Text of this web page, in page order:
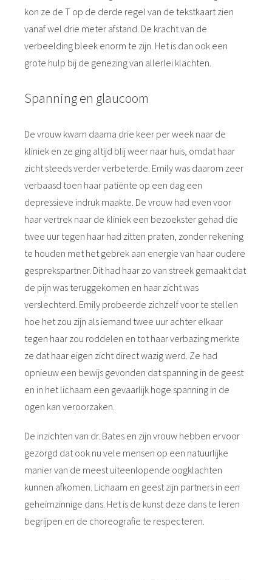
kon ze de T op de derde regel van de tekstkaart zien
vanaf wel drie meter afstand. De kracht van de
verbeelding bleek enorm te zijn. Het is dan ook een
grote hulp bij de genezing van allerlei klachten.
Spanning en glaucoom
De vrouw kwam daarna drie keer per week naar de
kliniek en ze ging altijd blij weer naar huis, omdat haar
zicht steeds verder verbeterde. Emily was daarom zeer
verbaasd toen haar patiënte op een dag een
depressieve indruk maakte. De vrouw had even voor
haar vertrek naar de kliniek een bezoekster gehad die
twee uur tegen haar had zitten praten, zonder rekening
te houden met het gebrek aan energie van haar oudere
gesprekspartner. Dit had haar zo van streek gemaakt dat
de pijn was teruggekomen en haar zicht was
verslechterd. Emily probeerde zichzelf voor te stellen
hoe het zou zijn als iemand twee uur achter elkaar
tegen haar zou roddelen en tot haar verbazing merkte
ze dat haar eigen zicht direct wazig werd. Ze had
opnieuw een bewijs gevonden dat spanning in de geest
en in het lichaam een gevaarlijk hoge spanning in de
ogen kan veroorzaken.
De inzichten van dr. Bates en zijn vrouw hebben ervoor
gezorgd dat ook nu vele mensen op een natuurlijke
manier van de meest uiteenlopende oogklachten
kunnen afkomen. Lichaam en geest zijn partners in een
geheimzinnige dans. Het is de kunst deze dans te leren
begrijpen en de choreografie te respecteren.